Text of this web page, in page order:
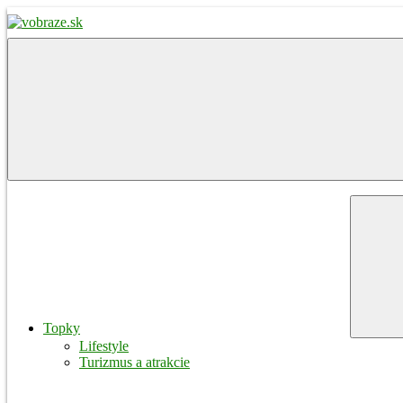
Skip
to
Menu
Topky
Lifestyle
Turizmus a atrakcie